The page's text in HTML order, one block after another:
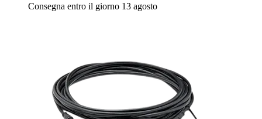
Consegna entro il giorno 13 agosto